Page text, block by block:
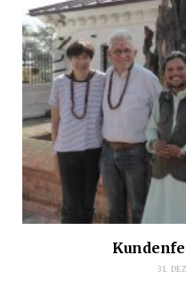
31.